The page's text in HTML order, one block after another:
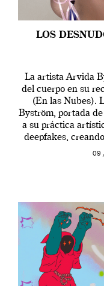
LOS
La artista Arvida
del cuerpo en su
(En las Nubes).
Byström, portada
a su práctica
deepfakes,
09